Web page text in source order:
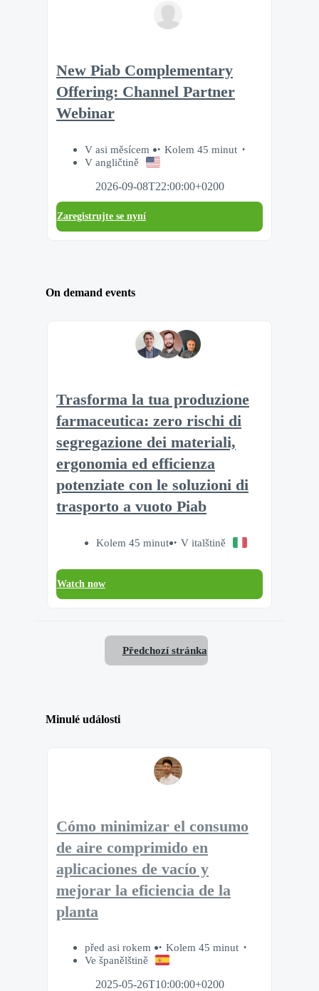
New Piab Complementary
Offering: Channel Partner
Webinar
V asi měsícem
Kolem 45 minut
V angličtině
2026-09-08T22:00:00+0200
Zaregistrujte se nyní
On demand events
Trasforma la tua produzione
farmaceutica: zero rischi di
segregazione dei materiali,
ergonomia ed efficienza
potenziate con le soluzioni di
trasporto a vuoto Piab
Kolem 45 minut V italštině
Watch now
Předchozí stránka
Minulé události
Cómo minimizar el consumo
de aire comprimido en
aplicaciones de vacío y
mejorar la eficiencia de la
planta
před asi rokem
Kolem 45 minut
Ve španělštině
2025-05-26T10:00:00+0200